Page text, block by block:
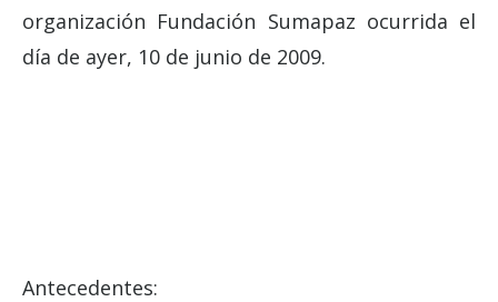
organización Fundación Sumapaz ocurrida el
día de ayer, 10 de junio de 2009.
Antecedentes: